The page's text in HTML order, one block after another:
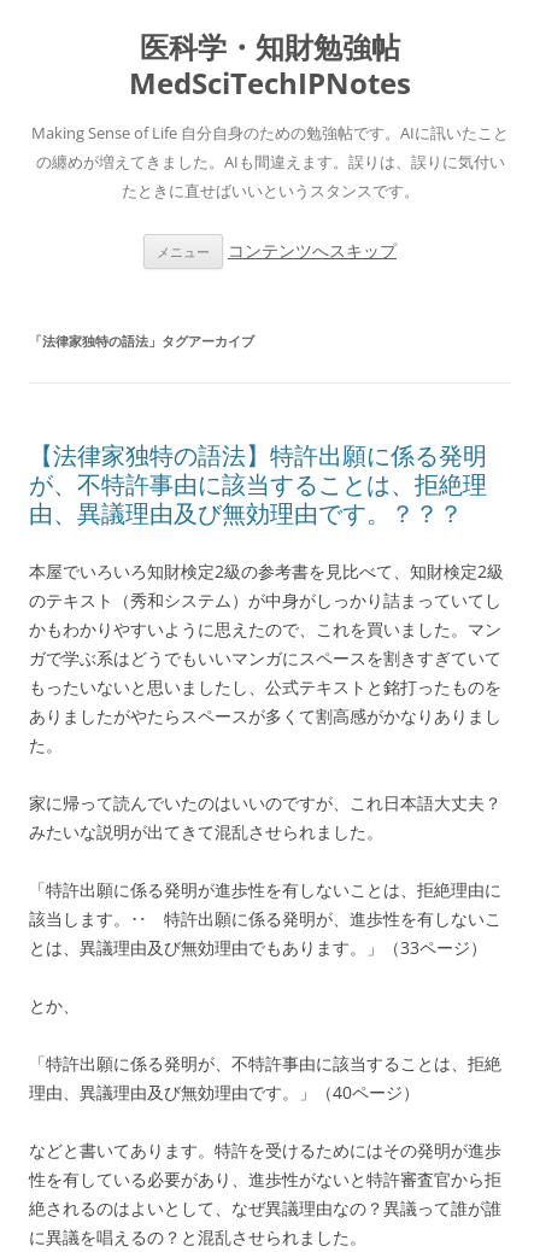
医科学・知財勉強帖
MedSciTechIPNotes
Making Sense of Life 自分自身のための勉強帖です。AIに訊いたこと
の纏めが増えてきました。AIも間違えます。誤りは、誤りに気付い
たときに直せばいいというスタンスです。
メニュー コンテンツへスキップ
「法律家独特の語法 」タグアーカイブ
【法律家独特の語法】特許出願に係る発明
が、不特許事由に該当することは、拒絶理
由、異議理由及び無効理由です。？？？
本屋でいろいろ知財検定2級の参考書を見比べて、知財検定2級
のテキスト（秀和システム）が中身がしっかり詰まっていてし
かもわかりやすいように思えたので、これを買いました。マン
ガで学ぶ系はどうでもいいマンガにスペースを割きすぎていて
もったいないと思いましたし、公式テキストと銘打ったものを
ありましたがやたらスペースが多くて割高感がかなりありまし
た。
家に帰って読んでいたのはいいのですが、これ日本語大丈夫？
みたいな説明が出てきて混乱させられました。
「特許出願に係る発明が進歩性を有しないことは、拒絶理由に
該当します。‥ 特許出願に係る発明が、進歩性を有しないこ
とは、異議理由及び無効理由でもあります。」（33ページ）
とか、
「特許出願に係る発明が、不特許事由に該当することは、拒絶
理由、異議理由及び無効理由です。」（40ページ）
などと書いてあります。特許を受けるためにはその発明が進歩
性を有している必要があり、進歩性がないと特許審査官から拒
絶されるのはよいとして、なぜ異議理由なの？異議って誰が誰
に異議を唱えるの？と混乱させられました。